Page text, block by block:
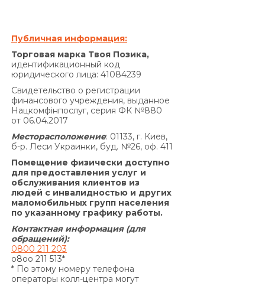
(сто) гривен 00 копеек.
годовых на основании Договора и других
платежей, подлежащих уплате Заемщиком за
нарушение исполнения обязательств на
основании Договора, не может превышать
половины суммы Кредита, полученной
не может быть увеличена по договоренности
По договору о предоставлении кредита по
продукту «Кредит 4/6 месяцев»:
Согласно п. 7.5. Договора:
«В случае просрочки выполнения Заемщиком
денежного обязательства по уплате процентов
за пользование Кредитом и/или Комиссии за
выдачу Кредита (если условия Договора
предусматривают уплату комиссии за выдачу
Кредита) и/или Комиссии за выдачу в Кредит
Публичная информация:
Торговая марка Твоя Позика,
идентификационный код
юридического лица: 41084239
Свидетельство о регистрации
финансового учреждения, выданное
Нацкомфінпослуг, серия ФК №880
от 06.04.2017
Месторасположение: 01133, г. Киев,
б-р. Леси Украинки, буд. №26, оф. 411
Помещение физически доступно
для предоставления услуг и
обслуживания клиентов из
людей с инвалидностью и других
маломобильных групп населения
по указанному графику работы.
Контактная информация (для
обращений):
0800 211 203
o8oo 211 513*
* По этому номеру телефона
операторы колл-центра могут